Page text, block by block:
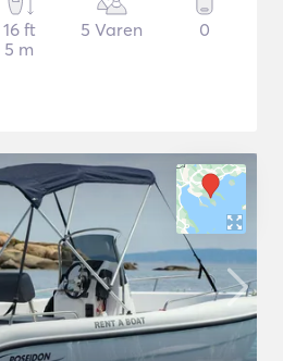
16 ft
5 m
5 Varen 0